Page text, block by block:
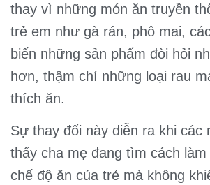
thay vì những món ăn truyền
trẻ em như gà rán, phô mai,
biến những sản phẩm đòi hỏi
hơn, thậm chí những loại rau
thích ăn.
Sự thay đổi này diễn ra khi các
thấy cha mẹ đang tìm cách làm
chế độ ăn của trẻ mà không